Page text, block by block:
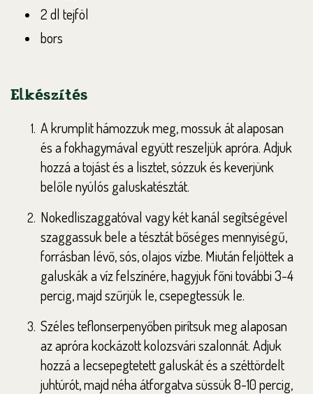
2 dl tejföl
bors
Elkészítés
A krumplit hámozzuk meg, mossuk át alaposan
és a fokhagymával együtt reszeljük apróra. Adjuk
hozzá a tojást és a lisztet, sózzuk és keverjünk
belőle nyúlós galuskatésztát.
Nokedliszaggatóval vagy két kanál segítségével
szaggassuk bele a tésztát bőséges mennyiségű,
forrásban lévő, sós, olajos vízbe. Miután feljöttek a
galuskák a víz felszínére, hagyjuk főni további 3-4
percig, majd szűrjük le, csepegtessük le.
Széles teflonserpenyőben pirítsuk meg alaposan
az apróra kockázott kolozsvári szalonnát. Adjuk
hozzá a lecsepegtetett galuskát és a széttördelt
juhtúrót, majd néha átforgatva süssük 8-10 percig,